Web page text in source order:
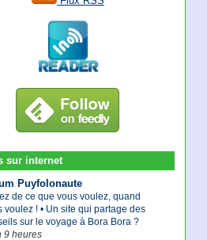
sur internet
Puyfolonaute
de ce que vous voulez, quand
voulez ! • Un site qui partage des
sur le voyage à Bora Bora ?
9 heures